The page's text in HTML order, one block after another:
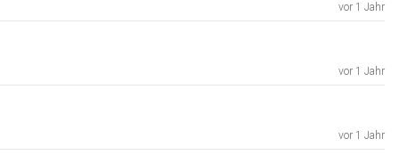
vor 1 Jahr
vor 1 Jahr
vor 1 Jahr